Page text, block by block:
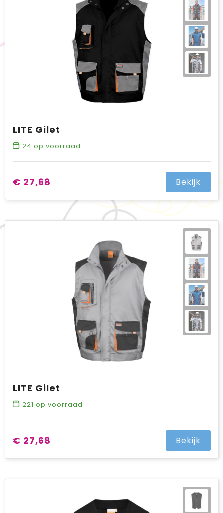
Brievenbuspakketten
LITE Gilet
24 op voorraad
€ 27,68 Bekijk
LITE Gilet
221 op voorraad
€ 27,68 Bekijk